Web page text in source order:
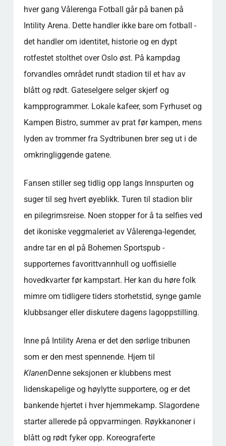
hver gang Vålerenga Fotball går på banen på
Intility Arena. Dette handler ikke bare om fotball -
det handler om identitet, historie og en dypt
rotfestet stolthet over Oslo øst. På kampdag
forvandles området rundt stadion til et hav av
blått og rødt. Gateselgere selger skjerf og
kampprogrammer. Lokale kafeer, som Fyrhuset og
Kampen Bistro, summer av prat før kampen, mens
lyden av trommer fra Sydtribunen brer seg ut i de
omkringliggende gatene.
Fansen stiller seg tidlig opp langs Innspurten og
suger til seg hvert øyeblikk. Turen til stadion blir
en pilegrimsreise. Noen stopper for å ta selfies ved
det ikoniske veggmaleriet av Vålerenga-legender,
andre tar en øl på Bohemen Sportspub -
supporternes favorittvannhull og uoffisielle
hovedkvarter før kampstart. Her kan du høre folk
mimre om tidligere tiders storhetstid, synge gamle
klubbsanger eller diskutere dagens lagoppstilling.
Inne på Intility Arena er det den sørlige tribunen
som er den mest spennende. Hjem til
KlanenDenne seksjonen er klubbens mest
lidenskapelige og høylytte supportere, og er det
bankende hjertet i hver hjemmekamp. Slagordene
starter allerede på oppvarmingen. Røykkanoner i
blått og rødt fyker opp. Koreograferte